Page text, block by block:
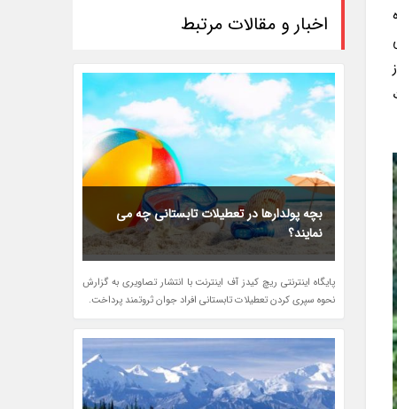
اخبار و مقالات مرتبط
بچه پولدارها در تعطیلات تابستانی چه می
نمایند؟
پایگاه اینترنتی ریچ کیدز آف اینترنت با انتشار تصاویری به گزارش
نحوه سپری کردن تعطیلات تابستانی افراد جوان ثروتمند پرداخت.